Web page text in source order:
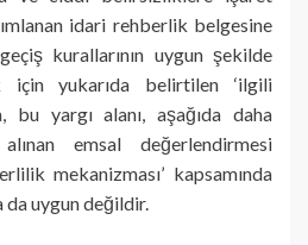
idari rehberlik belgesine
kurallarının uygun şekilde
için yukarıda belirtilen ‘ilgili
bu yargı alanı, aşağıda daha
emsal değerlendirmesi
mekanizması’ kapsamında
da uygun değildir.